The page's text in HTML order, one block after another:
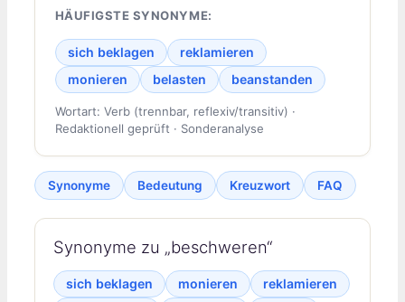
HÄUFIGSTE SYNONYME:
sich beklagen
reklamieren
monieren
belasten beanstanden
Wortart: Verb (trennbar, reflexiv/transitiv) ·
Redaktionell geprüft · Sonderanalyse
Synonyme Bedeutung Kreuzwort FAQ
Synonyme zu „beschweren“
sich beklagen monieren
reklamieren